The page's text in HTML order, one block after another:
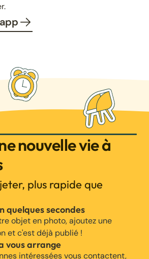
nouvelle vie à
plus rapide que
quelques secondes
objet en photo, ajoutez une
et c'est déjà publié !
vous arrange
intéressées vous contactent,